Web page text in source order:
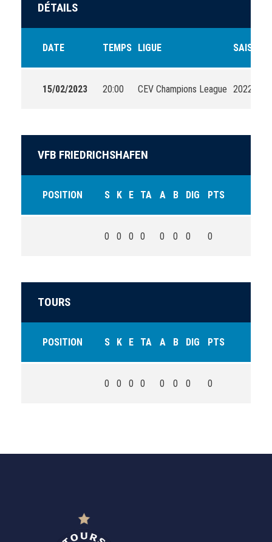
DÉTAILS
DATE TEMPS LIGUE SAISON
15/02/2023 20:00 CEV Champions League 2022-
VFB FRIEDRICHSHAFEN
POSITION S K E TA A B DIG PTS
0 0 0 0 0 0 0 0
TOURS
POSITION S K E TA A B DIG PTS
0 0 0 0 0 0 0 0